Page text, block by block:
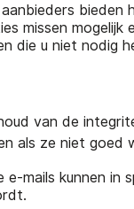
bieden
missen mogelijk
die u niet nodig
van de
als ze niet goed
e-mails kunnen in